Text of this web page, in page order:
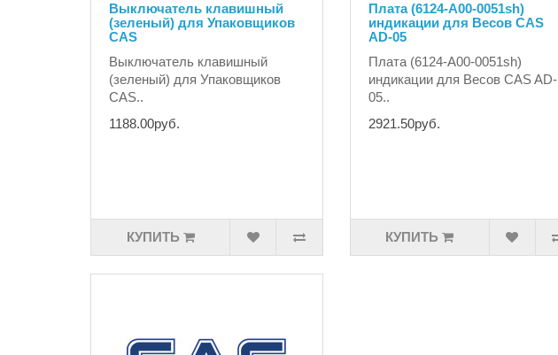
Выключатель клавишный
(зеленый) для Упаковщиков
CAS
Выключатель клавишный
(зеленый) для Упаковщиков
CAS..
1188.00руб.
КУПИТЬ
Плата (6124-A00-0051sh)
индикации для Весов CAS
AD-05
Плата (6124-A00-0051sh)
индикации для Весов CAS AD-
05..
2921.50руб.
КУПИТЬ